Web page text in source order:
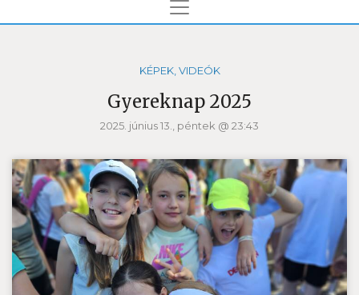
KÉPEK, VIDEÓK
Gyereknap 2025
2025. június 13., péntek @ 23:43